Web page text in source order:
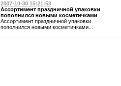
2007-10-30 15:21:53
Ассортимент праздничной упаковки
пополнился новыми косметичками
Ассортимент праздничной упаковки
пополнился новыми косметичками...